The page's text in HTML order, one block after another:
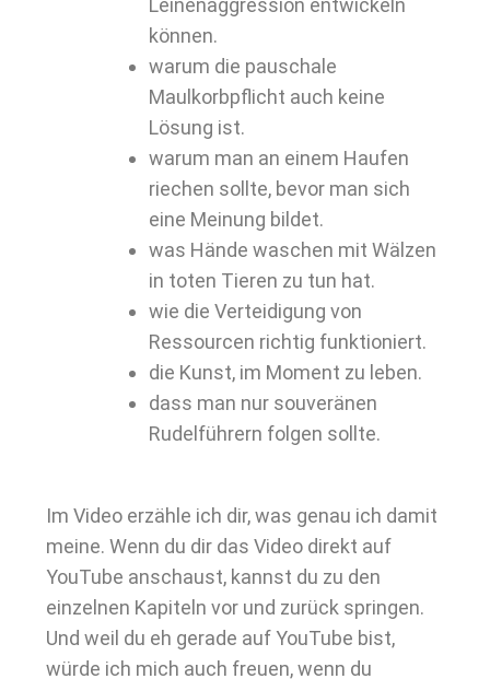
Leinenaggression entwickeln
können.
warum die pauschale
Maulkorbpflicht auch keine
Lösung ist.
warum man an einem Haufen
riechen sollte, bevor man sich
eine Meinung bildet.
was Hände waschen mit Wälzen
in toten Tieren zu tun hat.
wie die Verteidigung von
Ressourcen richtig funktioniert.
die Kunst, im Moment zu leben.
dass man nur souveränen
Rudelführern folgen sollte.
Im Video erzähle ich dir, was genau ich damit
meine. Wenn du dir das Video direkt auf
YouTube anschaust, kannst du zu den
einzelnen Kapiteln vor und zurück springen.
Und weil du eh gerade auf YouTube bist,
würde ich mich auch freuen, wenn du